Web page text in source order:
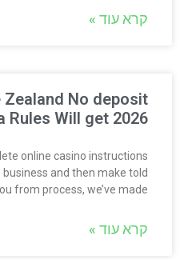
קרא עוד »
No deposit
Rules Will get 2026
online casino instructions
and then make told
from process, we’ve made
קרא עוד »